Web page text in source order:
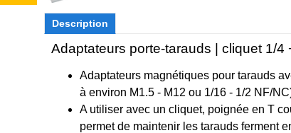
Description
Adaptateurs porte-tarauds | cliquet 1/4
Adaptateurs magnétiques pour tarauds
à environ M1.5 - M12 ou 1/16 - 1/2 NF/
A utiliser avec un cliquet, poignée en T
permet de maintenir les tarauds ferment